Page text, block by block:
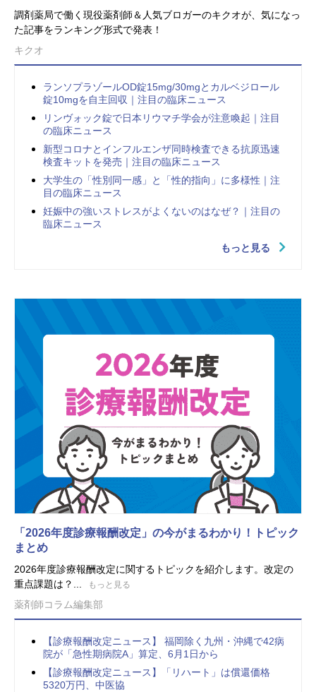
調剤薬局で働く現役薬剤師＆人気ブロガーのキクオが、気になっ
た記事をランキング形式で発表！
キクオ
ランソプラゾールOD錠15mg/30mgとカルベジロール
錠10mgを自主回収｜注目の臨床ニュース
リンヴォック錠で日本リウマチ学会が注意喚起｜注目
の臨床ニュース
新型コロナとインフルエンザ同時検査できる抗原迅速
検査キットを発売｜注目の臨床ニュース
大学生の「性別同一感」と「性的指向」に多様性｜注
目の臨床ニュース
妊娠中の強いストレスがよくないのはなぜ？｜注目の
臨床ニュース
もっと見る
「2026年度診療報酬改定」の今がまるわかり！トピック
まとめ
2026年度診療報酬改定に関するトピックを紹介します。改定の
重点課題は？...
もっと見る
薬剤師コラム編集部
【診療報酬改定ニュース】 福岡除く九州・沖縄で42病
院が「急性期病院A」算定、6月1日から
【診療報酬改定ニュース】「リハート」は償還価格
5320万円、中医協